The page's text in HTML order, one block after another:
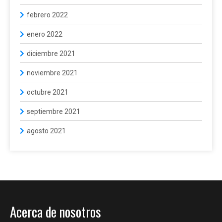
febrero 2022
enero 2022
diciembre 2021
noviembre 2021
octubre 2021
septiembre 2021
agosto 2021
Acerca de nosotros